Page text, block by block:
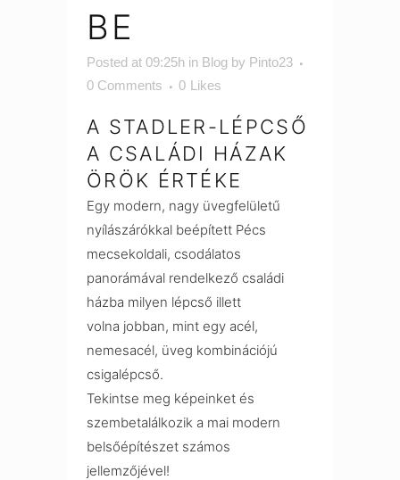
BE
Posted at 09:25h in Blog by Pinto23
0 Comments
0 Likes
A STADLER-LÉPCSŐ
A CSALÁDI HÁZAK
ÖRÖK ÉRTÉKE
Egy modern, nagy üvegfelületű
nyílászárókkal beépített Pécs
mecsekoldali, csodálatos
panorámával rendelkező családi
házba milyen lépcső illett
volna jobban, mint egy acél,
nemesacél, üveg kombinációjú
csigalépcső.
Tekintse meg képeinket és
szembetalálkozik a mai modern
belsőépítészet számos
jellemzőjével!